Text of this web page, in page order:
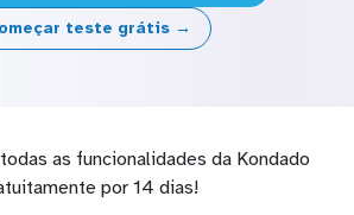
teste grátis →
as funcionalidades da Kondado
por 14 dias!